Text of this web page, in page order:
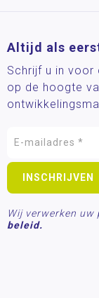
Altijd als
Schrijf u in voor
op de hoogte
Wij verwerken
beleid.